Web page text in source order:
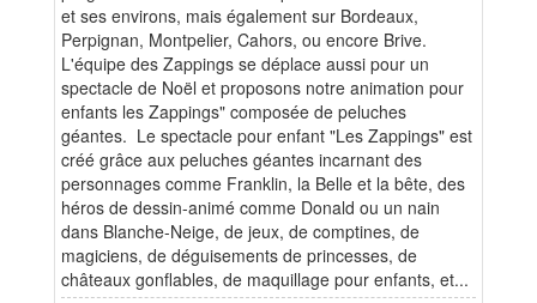
et ses environs, mais également sur Bordeaux,
Perpignan, Montpelier, Cahors, ou encore Brive.
L'équipe des Zappings se déplace aussi pour un
spectacle de Noël et proposons notre animation pour
enfants les Zappings" composée de peluches
géantes. Le spectacle pour enfant "Les Zappings" est
créé grâce aux peluches géantes incarnant des
personnages comme Franklin, la Belle et la bête, des
héros de dessin-animé comme Donald ou un nain
dans Blanche-Neige, de jeux, de comptines, de
magiciens, de déguisements de princesses, de
châteaux gonflables, de maquillage pour enfants, et...